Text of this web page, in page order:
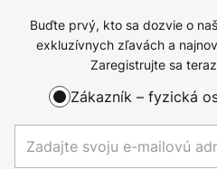
Buďte prvý, kto sa dozvie o
exkluzívnych zľavách a
Zaregistrujte sa
Zákazník – fyzická